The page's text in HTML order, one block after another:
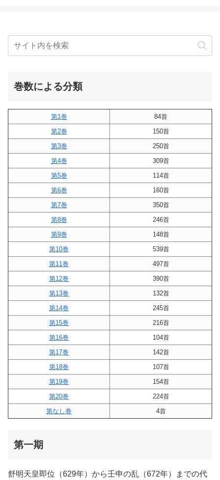
巻数による分類
第1巻
84首
第2巻
150首
第3巻
250首
第4巻
309首
第5巻
114首
第6巻
160首
第7巻
350首
第8巻
246首
第9巻
148首
第10巻
539首
第11巻
497首
第12巻
390首
第13巻
132首
第14巻
245首
第15巻
216首
第16巻
104首
第17巻
142首
第18巻
107首
第19巻
154首
第20巻
224首
第なし巻
4首
第一期
舒明天皇即位（629年）から壬申の乱（672年）までの代